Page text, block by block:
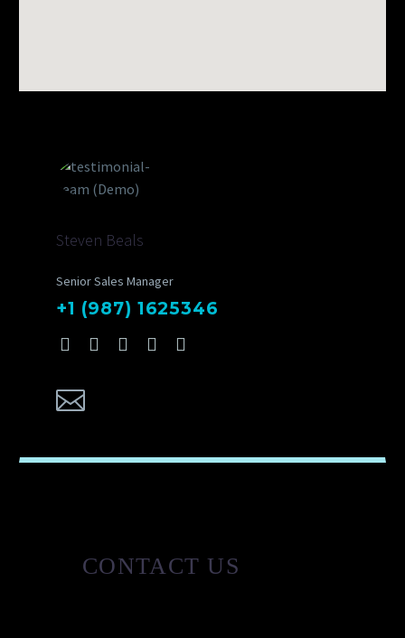
Steven Beals
Senior Sales Manager
+1 (987) 1625346
CONTACT US